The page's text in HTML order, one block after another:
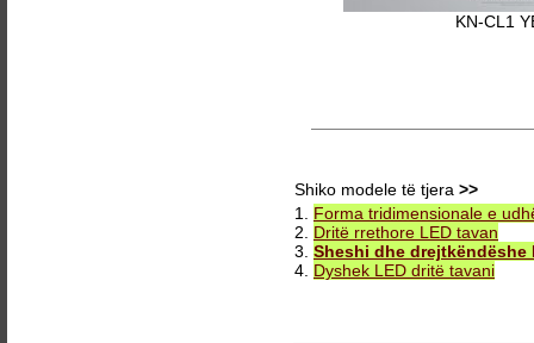
KN-CL1
Shiko modele të tjera >>
1. Forma tridimensionale e
2. Dritë rrethore LED tavan
3. Sheshi dhe drejtkëndëshe
4. Dyshek LED dritë tavani